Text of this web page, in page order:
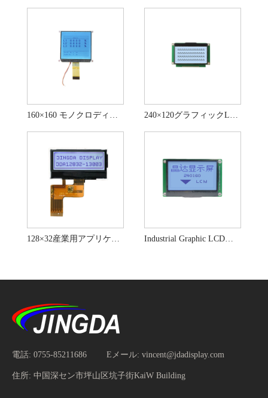
128×32産業用アプリケーション用のグラフィックLCDディスプレイモジュール Industrial Graphic LCDディスプレイFSTNポジティブトランスフレクトモード
電話: 0755-85211686 Eメール: vincent@jdadisplay.com
住所: 中国深セン市坪山区坑子街KaiW Building